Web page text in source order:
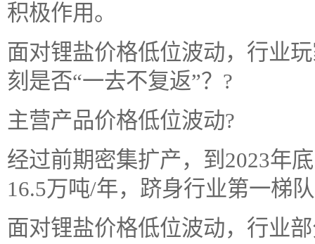
积极作用。
面对锂盐价格低位波动，行业
刻是否“一去不复返”？?
主营产品价格低位波动?
经过前期密集扩产，到2023年
16.5万吨/年，跻身行业第一梯
面对锂盐价格低位波动，行业